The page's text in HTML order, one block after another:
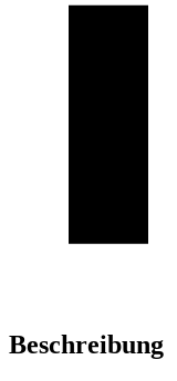
Beschreibung